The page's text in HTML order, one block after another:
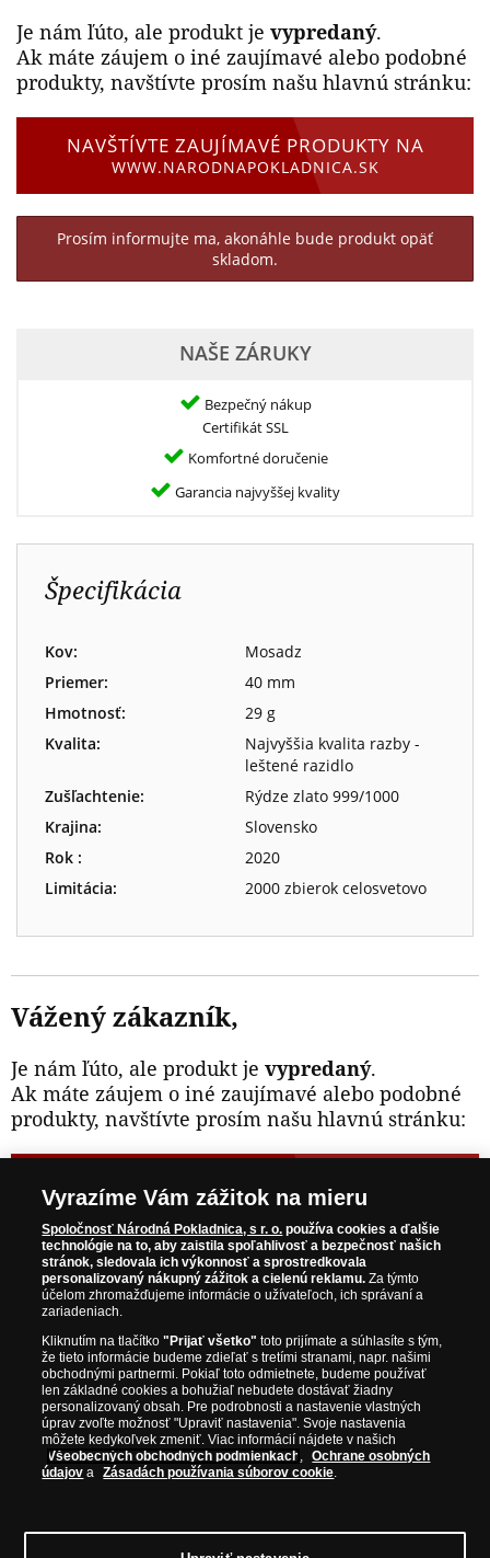
Je nám ľúto, ale produkt je vypredaný.
Ak máte záujem o iné zaujímavé alebo podobné
produkty, navštívte prosím našu hlavnú stránku:
NAVŠTÍVTE ZAUJÍMAVÉ PRODUKTY NA
WWW.NARODNAPOKLADNICA.SK
Prosím informujte ma, akonáhle bude produkt opäť
skladom.
NAŠE ZÁRUKY
Bezpečný nákup
Certifikát SSL
Komfortné doručenie
Garancia najvyššej kvality
Špecifikácia
Kov:
Mosadz
Priemer:
40 mm
Hmotnosť:
29 g
Kvalita:
Najvyššia kvalita razby -
leštené razidlo
Zušľachtenie:
Rýdze zlato 999/1000
Krajina:
Slovensko
Rok :
2020
Limitácia:
2000 zbierok celosvetovo
Vážený zákazník,
Je nám ľúto, ale produkt je vypredaný.
Ak máte záujem o iné zaujímavé alebo podobné
produkty, navštívte prosím našu hlavnú stránku:
WWW.NARODNAPOKLADNICA.SK
Prosím informujte ma, akonáhle bude produkt opäť
skladom.
NAŠE ZÁRUKY
Bezpečný nákup
Certifikát SSL
Garancia najvyššej kvality
Vyrazíme Vám zážitok na mieru
Spoločnosť Národná Pokladnica, s r. o. používa cookies a ďalšie
technológie na to, aby zaistila spoľahlivosť a bezpečnosť našich
stránok, sledovala ich výkonnosť a sprostredkovala
personalizovaný nákupný zážitok a cielenú reklamu. Za týmto
účelom zhromažďujeme informácie o užívateľoch, ich správaní a
zariadeniach.
Kliknutím na tlačítko"Prijať všetko" toto prijímate a súhlasíte s tým,
že tieto informácie budeme zdieľať s tretími stranami, napr. našimi
obchodnými partnermi. Pokiaľ toto odmietnete, budeme používať
len základné cookies a bohužiaľ nebudete dostávať žiadny
personalizovaný obsah. Pre podrobnosti a nastavenie vlastných
úprav zvoľte možnosť "Upraviť nastavenia". Svoje nastavenia
môžete kedykoľvek zmeniť. Viac informácií nájdete v našich
Všeobecných obchodných podmienkach ,
Ochrane osobných
údajov a Zásadách používania súborov cookie.